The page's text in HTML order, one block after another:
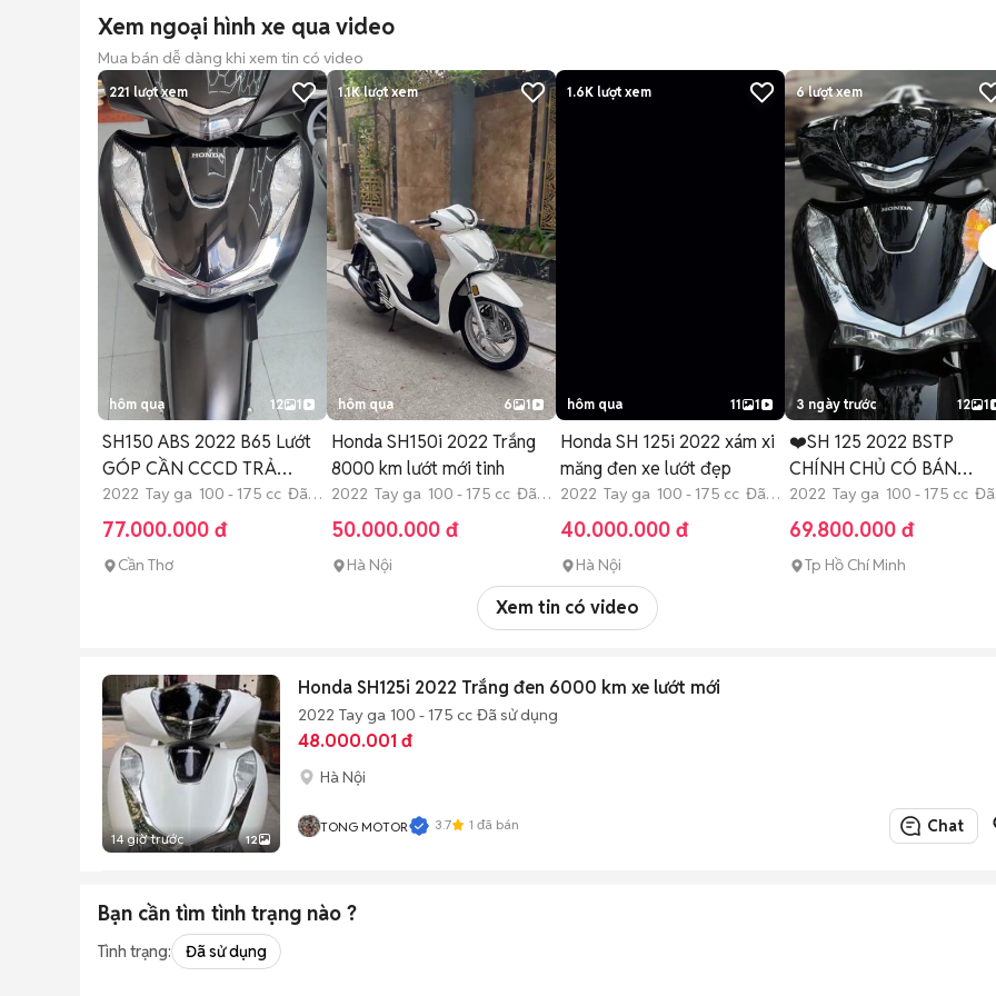
Xem ngoại hình xe qua video
Mua bán dễ dàng khi xem tin có video
221lượt xem
hôm qua 12 1
SH150 ABS 2022 B65 Lướt
GÓP CẦN CCCD TRẢ
TRƯỚC 20%
2022 Tay ga 100 - 175 cc Đã
sử dụng
77.000.000 đ
Cần Thơ
1.1Klượt xem
hôm qua 6 1
Honda SH150i 2022 Trắng
8000 km lướt mới tinh
2022 Tay ga 100 - 175 cc Đã
sử dụng
50.000.000 đ
Hà Nội
1.6K lượt xem
hôm qua 11 1
Honda SH 125i 2022 xám xi
măng đen xe lướt đẹp
2022 Tay ga 100 - 175 cc Đã
sử dụng
40.000.000 đ
Hà Nội
6lượt xem
3 ngày trước 12 1
❤️SH 125 2022 BSTP
CHÍNH CHỦ CÓ BÁN
GOPA
2022 Tay ga 100 - 175 cc Đã
sử dụng
69.800.000 đ
Tp Hồ Chí Minh
Xem tin có video
14 giờ trước 12
Honda SH125i 2022 Trắng đen 6000 km xe lướt mới
2022 Tay ga 100 - 175 cc Đã sử dụng
48.000.001 đ
Hà Nội
TONG MOTOR 3.7 1 đã bán Chat
Bạn cần tìm tình trạng nào ?
Tình trạng: Đã sử dụng